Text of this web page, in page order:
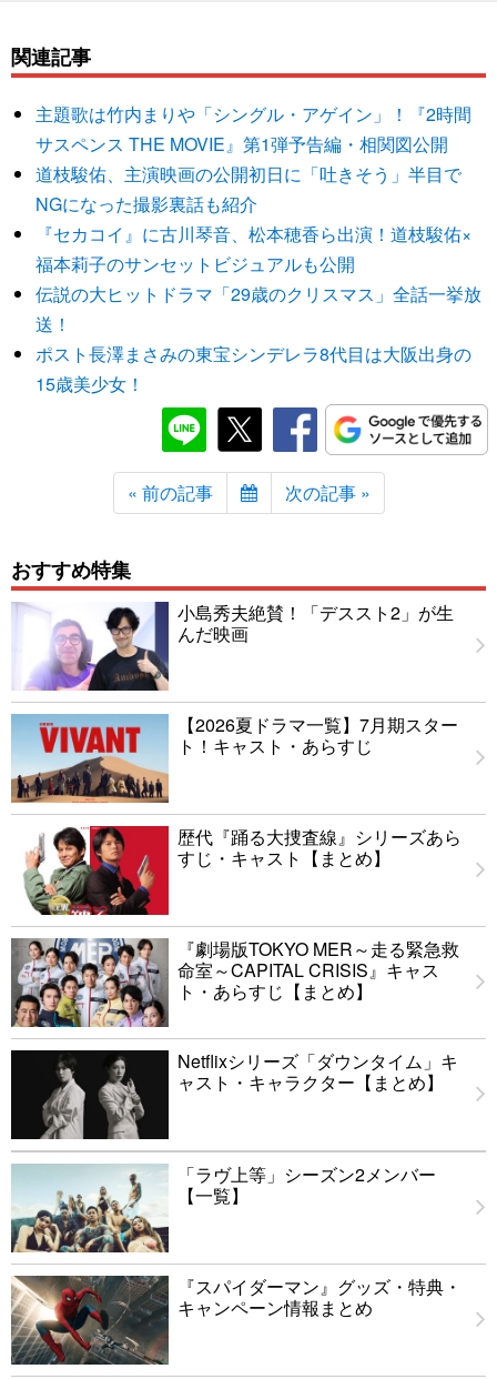
関連記事
主題歌は竹内まりや「シングル・アゲイン」！『2時間
サスペンス THE MOVIE』第1弾予告編・相関図公開
道枝駿佑、主演映画の公開初日に「吐きそう」半目で
NGになった撮影裏話も紹介
『セカコイ』に古川琴音、松本穂香ら出演！道枝駿佑×
福本莉子のサンセットビジュアルも公開
伝説の大ヒットドラマ「29歳のクリスマス」全話一挙放
送！
ポスト長澤まさみの東宝シンデレラ8代目は大阪出身の
15歳美少女！
« 前の記事 次の記事 »
おすすめ特集
小島秀夫絶賛！「デススト2」が生
んだ映画
【2026夏ドラマ一覧】7月期スター
ト！キャスト・あらすじ
歴代『踊る大捜査線』シリーズあら
すじ・キャスト【まとめ】
『劇場版TOKYO MER～走る緊急救
命室～CAPITAL CRISIS』キャス
ト・あらすじ【まとめ】
Netflixシリーズ「ダウンタイム」キ
ャスト・キャラクター【まとめ】
「ラヴ上等」シーズン2メンバー
【一覧】
『スパイダーマン』グッズ・特典・
キャンペーン情報まとめ